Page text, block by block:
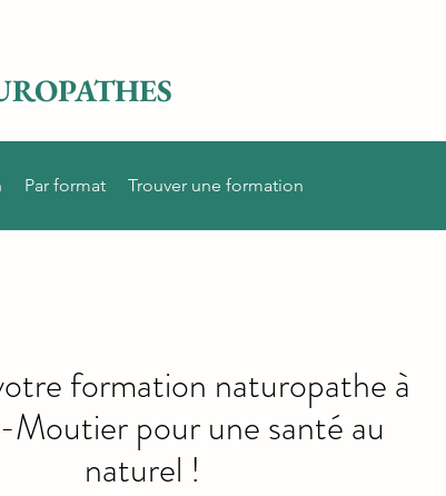
Par format Trouver une formation
formation naturopathe à
pour une santé au
naturel !